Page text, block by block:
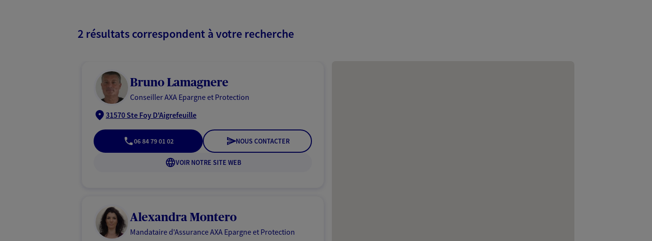
2 résultats correspondent à votre recherche
Bruno Lamagnere
Conseiller AXA Epargne et Protection
31570 Ste Foy D'Aigrefeuille
06 84 79 01 02 NOUS CONTACTER
VOIR NOTRE SITE WEB
Alexandra Montero
Mandataire d'Assurance AXA Epargne et Protection